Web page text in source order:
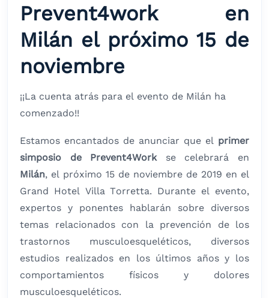
Prevent4work en
Milán el próximo 15 de
noviembre
¡¡La cuenta atrás para el evento de Milán ha
comenzado!!
Estamos encantados de anunciar que el primer
simposio de Prevent4Workse celebrará en
Milán, el próximo 15 de noviembre de 2019 en el
Grand Hotel Villa Torretta. Durante el evento,
expertos y ponentes hablarán sobre diversos
temas relacionados con la prevención de los
trastornos musculoesqueléticos, diversos
estudios realizados en los últimos años y los
comportamientos físicos y dolores
musculoesqueléticos.